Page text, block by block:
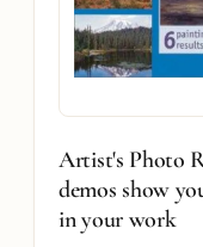
Artist's Photo
demos show
in your work